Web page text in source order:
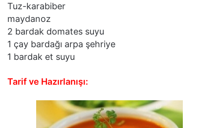
Tuz-karabiber
maydanoz
2 bardak domates suyu
1 çay bardağı arpa şehriye
1 bardak et suyu
Tarif ve Hazırlanışı: